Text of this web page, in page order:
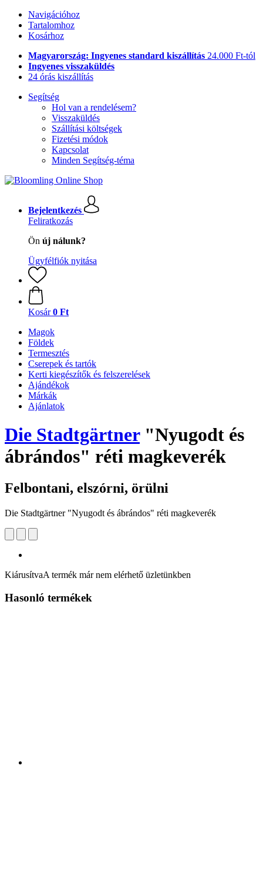
Navigációhoz
Tartalomhoz
Kosárhoz
Magyarország: Ingyenes standard kiszállítás 24.000 Ft-tól
Ingyenes visszaküldés
24 órás kiszállítás
Segítség
Hol van a rendelésem?
Visszaküldés
Szállítási költségek
Fizetési módok
Kapcsolat
Minden Segítség-téma
Bejelentkezés
Feliratkozás
Ön új nálunk?
Ügyfélfiók nyitása
Kosár 0 Ft
Magok
Földek
Termesztés
Cserepek és tartók
Kerti kiegészítők és felszerelések
Ajándékok
Márkák
Ajánlatok
Die Stadtgärtner"Nyugodt és
ábrándos" réti magkeverék
Felbontani, elszórni, örülni
Die Stadtgärtner "Nyugodt és ábrándos" réti magkeverék
KiárusítvaA termék már nem elérhető üzletünkben
Hasonló termékek